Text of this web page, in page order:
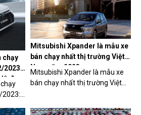
chạy
2023:
2023:
Mitsubishi Xpander là mẫu xe
bán chạy nhất thị trường Việt
Nam năm 2023
Mitsubishi Xpander là mẫu xe
bán chạy nhất thị trường Việt